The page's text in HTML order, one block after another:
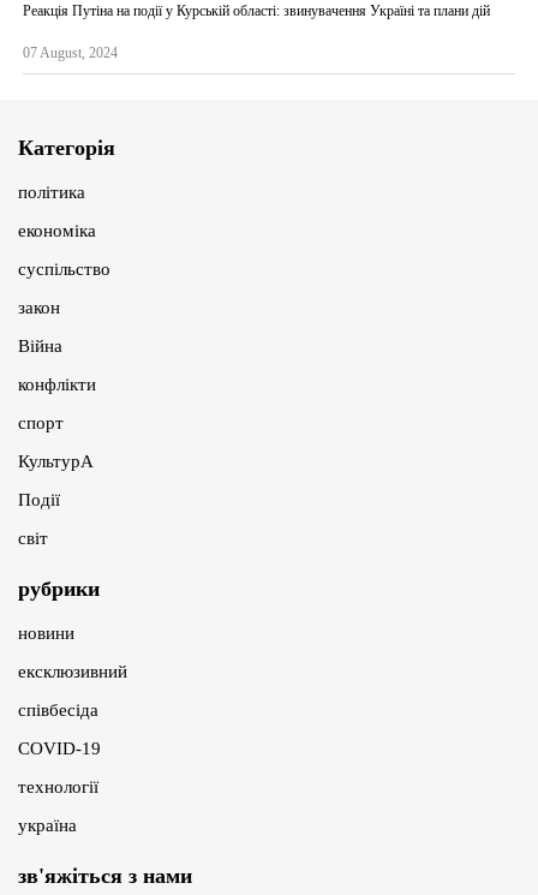
Реакція Путіна на події у Курській області: звинувачення Україні та плани дій
07 August, 2024
Категорія
політика
економіка
суспільство
закон
Війна
конфлікти
спорт
КультурА
Події
світ
рубрики
новини
ексклюзивний
співбесіда
COVID-19
технології
україна
зв'яжіться з нами